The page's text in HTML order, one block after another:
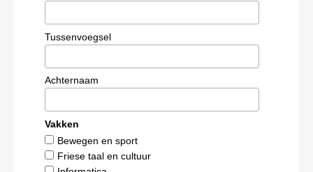
Tussenvoegsel
Achternaam
Vakken
Bewegen en sport
Friese taal en cultuur